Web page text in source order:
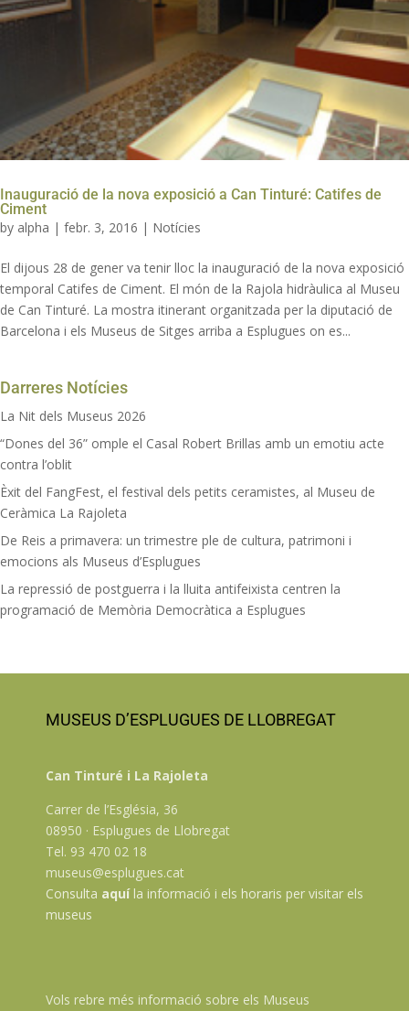
Inauguració de la nova exposició a Can Tinturé: Catifes de
Ciment
by alpha | febr. 3, 2016 | Notícies
El dijous 28 de gener va tenir lloc la inauguració de la nova exposició
temporal Catifes de Ciment. El món de la Rajola hidràulica al Museu
de Can Tinturé. La mostra itinerant organitzada per la diputació de
Barcelona i els Museus de Sitges arriba a Esplugues on es...
Darreres Notícies
La Nit dels Museus 2026
“Dones del 36” omple el Casal Robert Brillas amb un emotiu acte
contra l’oblit
Èxit del FangFest, el festival dels petits ceramistes, al Museu de
Ceràmica La Rajoleta
De Reis a primavera: un trimestre ple de cultura, patrimoni i
emocions als Museus d’Esplugues
La repressió de postguerra i la lluita antifeixista centren la
programació de Memòria Democràtica a Esplugues
MUSEUS D’ESPLUGUES DE LLOBREGAT
Can Tinturé i La Rajoleta
Carrer de l’Església, 36
08950 · Esplugues de Llobregat
Tel. 93 470 02 18
museus@esplugues.cat
Consulta aquíla informació i els horaris per visitar els
museus
Vols rebre més informació sobre els Museus